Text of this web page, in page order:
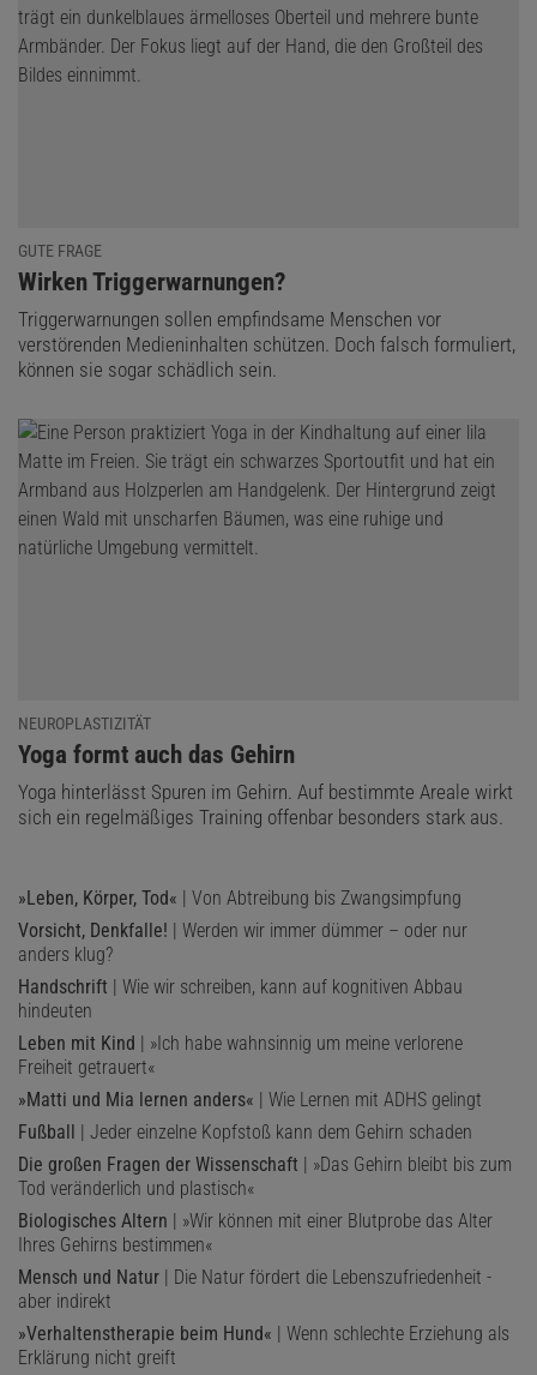
GUTE FRAGE
:
Wirken Triggerwarnungen?
Triggerwarnungen sollen empfindsame Menschen vor
verstörenden Medieninhalten schützen. Doch falsch formuliert,
können sie sogar schädlich sein.
NEUROPLASTIZITÄT
:
Yoga formt auch das Gehirn
Yoga hinterlässt Spuren im Gehirn. Auf bestimmte Areale wirkt
sich ein regelmäßiges Training offenbar besonders stark aus.
»Leben, Körper, Tod« | Von Abtreibung bis Zwangsimpfung
Vorsicht, Denkfalle! | Werden wir immer dümmer – oder nur
anders klug?
Handschrift | Wie wir schreiben, kann auf kognitiven Abbau
hindeuten
Leben mit Kind | »Ich habe wahnsinnig um meine verlorene
Freiheit getrauert«
»Matti und Mia lernen anders« | Wie Lernen mit ADHS gelingt
Fußball | Jeder einzelne Kopfstoß kann dem Gehirn schaden
Die großen Fragen der Wissenschaft | »Das Gehirn bleibt bis zum
Tod veränderlich und plastisch«
Biologisches Altern | »Wir können mit einer Blutprobe das Alter
Ihres Gehirns bestimmen«
Mensch und Natur | Die Natur fördert die Lebenszufriedenheit -
aber indirekt
»Verhaltenstherapie beim Hund« | Wenn schlechte Erziehung als
Erklärung nicht greift